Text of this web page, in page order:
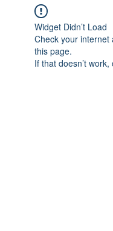
Widget Didn’t Load
Check your internet
this page.
If that doesn’t